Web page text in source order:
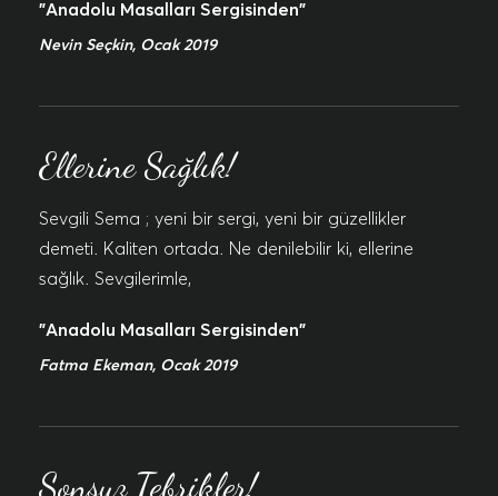
"Anadolu Masalları Sergisinden"
Nevin Seçkin, Ocak 2019
Ellerine Sağlık!
Sevgili Sema ; yeni bir sergi, yeni bir güzellikler
demeti. Kaliten ortada. Ne denilebilir ki, ellerine
sağlık. Sevgilerimle,
"Anadolu Masalları Sergisinden"
Fatma Ekeman, Ocak 2019
Sonsuz Tebrikler!